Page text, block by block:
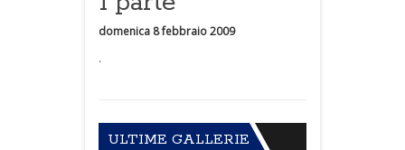
domenica 8 febbraio 2009
.
ULTIME GALLERIE